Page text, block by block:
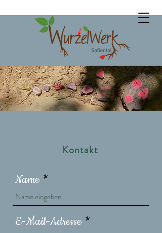
Kontakt
Name
E-Mail-Adresse